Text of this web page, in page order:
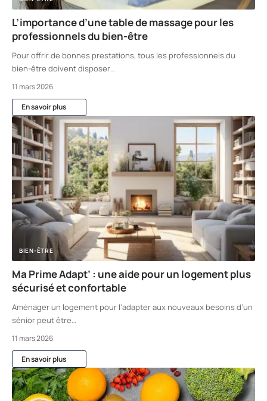
L’importance d’une table de massage pour les
professionnels du bien-être
Pour offrir de bonnes prestations, tous les professionnels du
bien-être doivent disposer…
11 mars 2026
En savoir plus
BIEN-ÊTRE
Ma Prime Adapt’ : une aide pour un logement plus
sécurisé et confortable
Aménager un logement pour l’adapter aux nouveaux besoins d’un
sénior peut être…
11 mars 2026
En savoir plus